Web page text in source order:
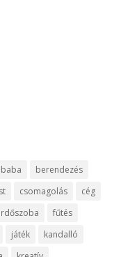
baba
berendezés
csomagolás
cég
fűtés
játék
kandalló